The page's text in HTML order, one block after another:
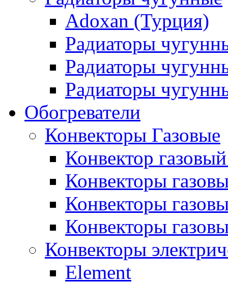
Adoxan (Турция)
Радиаторы
Радиаторы
Радиаторы
Обогреватели
Конвекторы Газовые
Конвектор
Конвекторы
Конвекторы
Конвекторы
Конвекторы
Element